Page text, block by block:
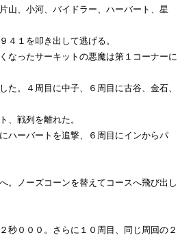
山、小河、バイドラー、ハーバート、星
４１を叩き出して逃げる。
なったサーキットの悪魔は第１コーナーに
た。４周目に中子、６周目に古谷、金石、
、戦列を離れた。
ハーバートを追撃、６周目にインからパ
。ノーズコーンを替えてコースへ飛び出し
秒０００。さらに１０周目、同じ周回の２